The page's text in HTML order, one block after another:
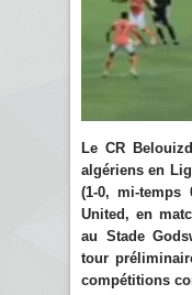
Le CR
algériens en
(1-0, mi-temps
United, en
au Stade
tour
compétitions